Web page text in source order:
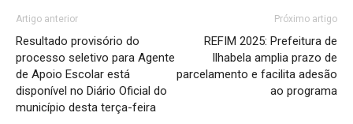
Artigo anterior
Resultado provisório do
processo seletivo para Agente
de Apoio Escolar está
disponível no Diário Oficial do
município desta terça-feira
Próximo artigo
REFIM 2025: Prefeitura de
Ilhabela amplia prazo de
parcelamento e facilita adesão
ao programa